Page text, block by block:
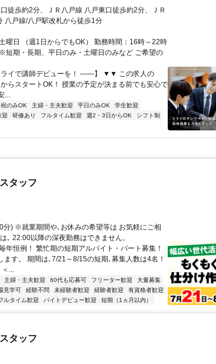
徒歩約2分、ＪＲ八戸線 八戸東口徒歩約2分、ＪＲ
八戸線/八戸駅改札から徒歩1分
曜日 （週1日からでもOK） 勤務時間：16時～22時
短期・長期、平日のみ・土曜日のみなど ご希望の
イで講師デビューを！ ――】 ▼▼ この求人の
らスタートOK！ 授業の予定が決まる前でも安心で
...
のみOK 主婦・主夫歓迎 平日のみOK
学生歓迎
迎 研修あり フルタイム歓迎 週2・3日からOK
シフト制
タッフ
) ※就業期間や､お休みの希望等は お気軽にご相
22:00以降の深夜勤務はできません。
年恒例！ 繁忙期の短期アルバイト・パート募集！
す。 期間は､7/21～8/15の短期､募集人数は4名！
...
主婦・主夫歓迎 60代も応募可 フリーター歓迎
大量募集
見学可 経験不問 未経験者歓迎 経験者歓迎
有資格者歓迎
ルタイム歓迎 バイトデビュー歓迎 短期（1ヵ月以内）
タッフ